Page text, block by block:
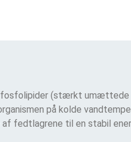
fosfolipider (stærkt
på kolde
fedtlagrene til en stabil